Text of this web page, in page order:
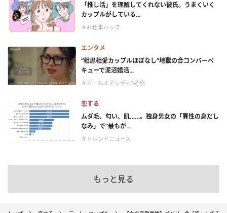
「推し活」を理解してくれない彼氏。うまくいく
カップルがしている...
＃お仕事ハック
エンタメ
“相思相愛カップルほぼなし”地獄の合コンバーベ
キューで泥沼婚活...
＃ガールオアレディ3考察
恋する
ムダ毛、匂い、肌……。独身男女の「異性の身だし
なみ」で“最もが...
＃トレンドニュース
もっと見る